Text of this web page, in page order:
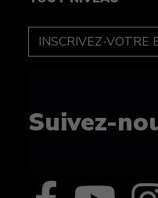
INSCRIPTION
Suivez-